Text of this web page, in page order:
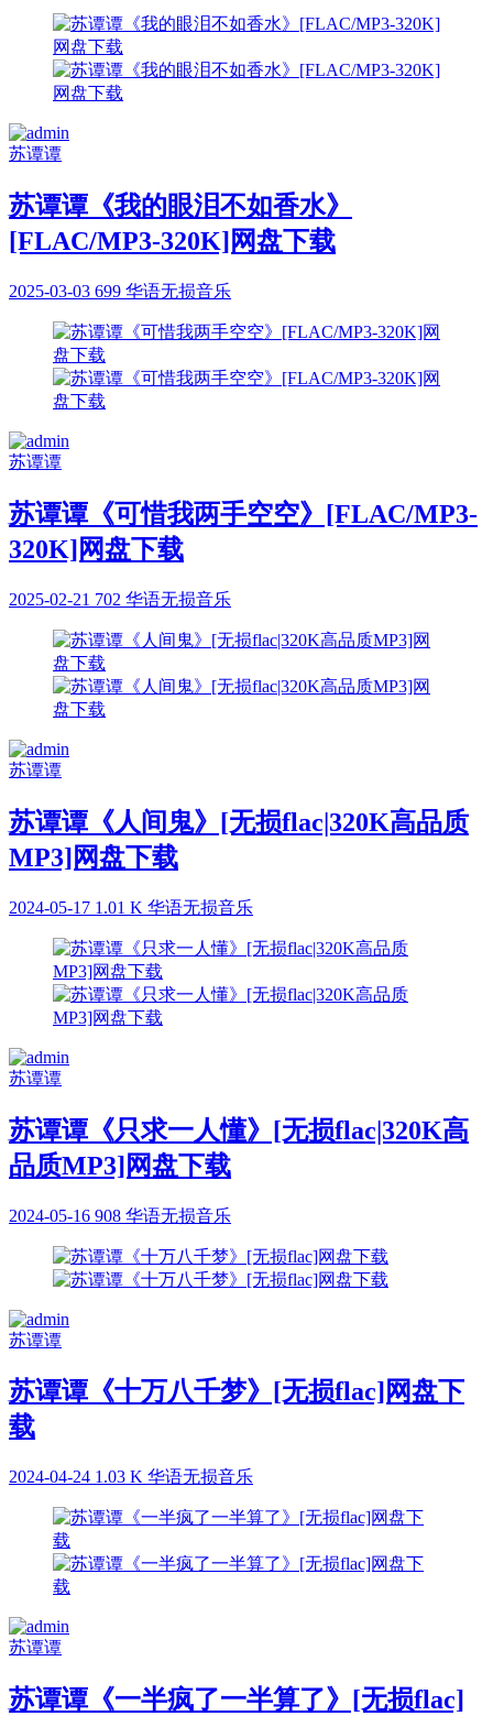
苏谭谭
苏谭谭《我的眼泪不如香水》
[FLAC/MP3-320K]网盘下载
2025-03-03 699 华语无损音乐
苏谭谭
苏谭谭《可惜我两手空空》[FLAC/MP3-
320K]网盘下载
2025-02-21 702 华语无损音乐
苏谭谭
苏谭谭《人间鬼》[无损flac|320K高品质
MP3]网盘下载
2024-05-17 1.01 K 华语无损音乐
苏谭谭
苏谭谭《只求一人懂》[无损flac|320K高
品质MP3]网盘下载
2024-05-16 908 华语无损音乐
苏谭谭
苏谭谭《十万八千梦》[无损flac]网盘下
载
2024-04-24 1.03 K 华语无损音乐
苏谭谭
苏谭谭《一半疯了一半算了》[无损flac]